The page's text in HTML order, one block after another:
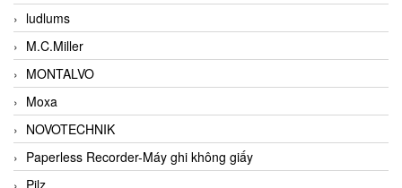
ludlums
M.C.Miller
MONTALVO
Moxa
NOVOTECHNIK
Paperless Recorder-Máy ghi không giấy
Pilz